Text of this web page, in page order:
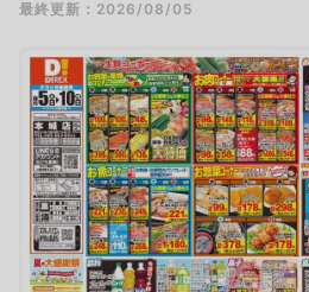
最終更新：2026/08/05